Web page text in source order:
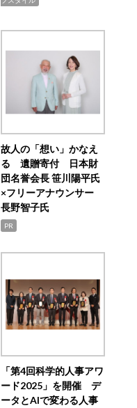
故人の「想い」かなえ
る 遺贈寄付 日本財
団名誉会長 笹川陽平氏
×フリーアナウンサー
長野智子氏
PR
「第4回科学的人事アワ
ード2025」を開催 デ
ータとAIで変わる人事